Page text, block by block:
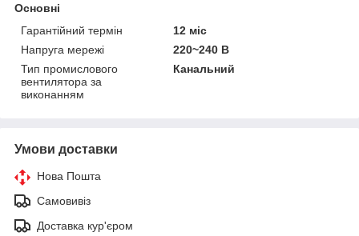
Основні
Гарантійний термін
12 міс
Напруга мережі
220~240 В
Тип промислового
вентилятора за
виконанням
Канальний
Умови доставки
Нова Пошта
Самовивіз
Доставка кур'єром